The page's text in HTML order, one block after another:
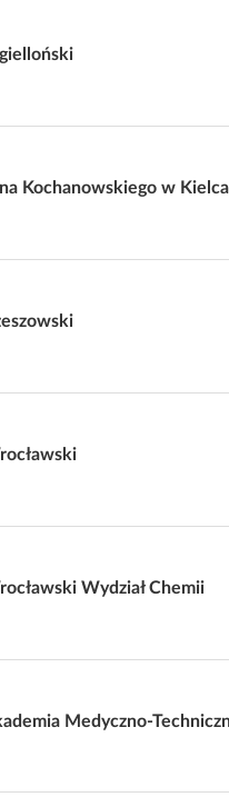
Kochanowskiego w
Wydział Chemii
Medyczno-